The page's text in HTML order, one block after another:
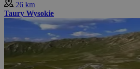
26 km
Taury Wysokie